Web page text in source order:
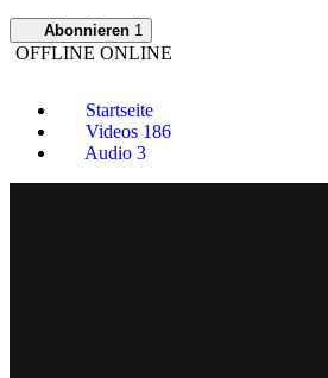
Abonnieren 1
OFFLINE ONLINE
Startseite
Videos 186
Audio 3